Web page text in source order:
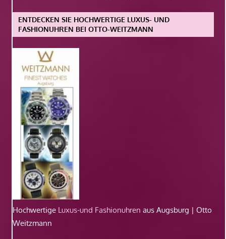
ENTDECKEN SIE HOCHWERTIGE LUXUS- UND
FASHIONUHREN BEI OTTO-WEITZMANN
Hochwertige Luxus-und Fashionuhren aus Augsburg | Otto
Weitzmann